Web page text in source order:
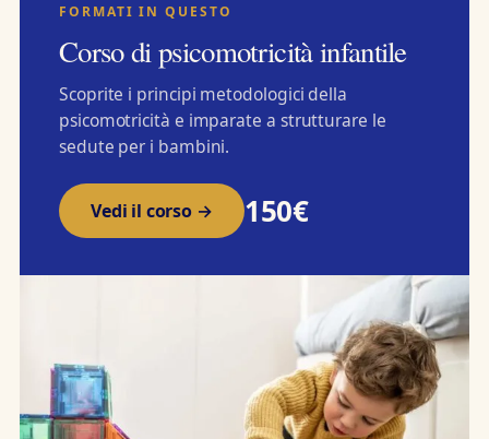
FORMATI IN QUESTO
Corso di psicomotricità infantile
Scoprite i principi metodologici della
psicomotricità e imparate a strutturare le
sedute per i bambini.
Vedi il corso → 150€